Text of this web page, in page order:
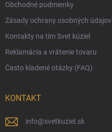
Ekologické balenie objednávok
Obchodné podmienky
Zásady ochrany osobných údajov
Obchodné podmienky
Zásady ochrany osobných údajov
Kontakty na tím Svet kúziel
Reklamácia a vrátenie tovaru
Často kladené otázky (FAQ)
KONTAKT
info@svetkuziel.sk